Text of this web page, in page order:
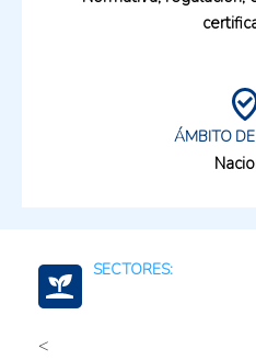
ÁMBITO
SECTORES:
<